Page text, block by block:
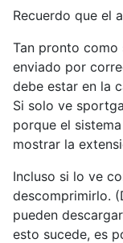
Recuerdo que el
Tan pronto como
enviado por
debe estar en la
Si solo ve
porque el
mostrar la
Incluso si lo ve
descomprimirlo.
pueden
esto sucede, es